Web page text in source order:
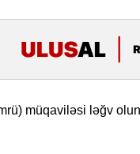
müqaviləsi ləğv